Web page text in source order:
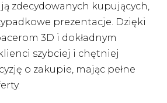
zdecydowanych kupujących,
prezentacje. Dzięki
3D i dokładnym
szybciej i chętniej
o zakupie, mając pełne